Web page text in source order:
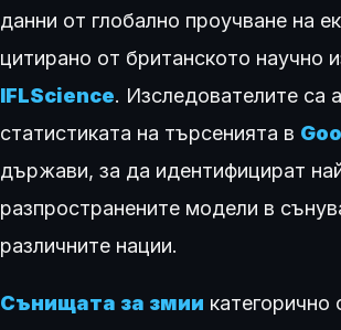
данни от глобално проучване на
цитирано от британското научно
IFLScience. Изследователите са
статистиката на търсенията в
държави, за да идентифицират
разпространените модели в
различните нации.
Сънищата за змии категорично